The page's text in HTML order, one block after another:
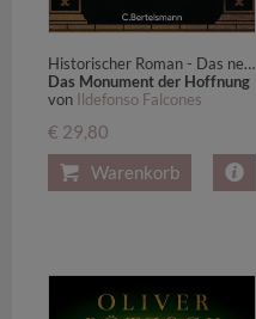
Historischer Roman - Das neue sagenhaft recherchierte Historienepos des internationalen Bestsellerautors
Das Monument der Hoffnung
von Ildefonso Falcones
€ 29,80
Warenkorb